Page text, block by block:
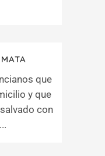
que
y que
con